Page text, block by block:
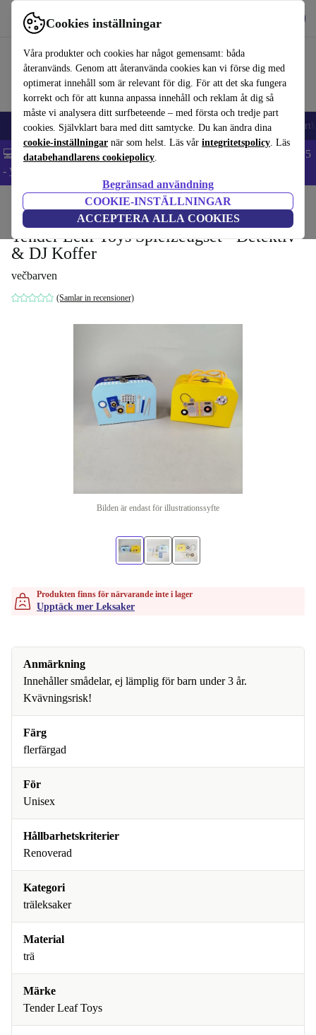
Cookies inställningar
Våra produkter och cookies har något gemensamt: båda
återanvänds. Genom att återanvända cookies kan vi förse dig med
optimerat innehåll som är relevant för dig. För att det ska fungera
korrekt och för att kunna anpassa innehåll och reklam åt dig så
måste vi analysera ditt surfbeteende – med första och tredje part
cookies. Självklart bara med ditt samtycke. Du kan ändra dina
cookie-inställningar när som helst. Läs vår integritetspolicy. Läs
databehandlarens cookiepolicy.
Begränsad användning
COOKIE-INSTÄLLNINGAR
ACCEPTERA ALLA COOKIES
Använd refurbed snabbt och enkelt
🎒 Back to school Mobiltelefoner Bärbara datorer Surfplattor
💻 Extra 5% rabatt på alla MacBooks och laptops - Code: LAPTOP5
- Villkor
Leksaker
Tender Leaf Toys Spielzeugset - Detektiv
& DJ Koffer
večbarven
(Samlar in recensioner)
Bilden är endast för illustrationssyfte
Produkten finns för närvarande inte i lager
Upptäck mer Leksaker
Anmärkning
Innehåller smådelar, ej lämplig för barn under 3 år.
Kvävningsrisk!
Färg
flerfärgad
För
Unisex
Hållbarhetskriterier
Renoverad
Kategori
träleksaker
Material
trä
Märke
Tender Leaf Toys